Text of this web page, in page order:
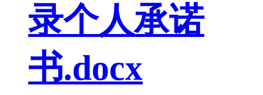
录个人承诺
书.docx